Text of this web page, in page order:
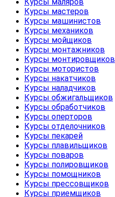
Курсы мастеров
Курсы машинистов
Курсы механиков
Курсы мойщиков
Курсы монтажников
Курсы монтировщиков
Курсы мотористов
Курсы накатчиков
Курсы наладчиков
Курсы обжигальщиков
Курсы обработчиков
Курсы оперторов
Курсы отделочников
Курсы пекарей
Курсы плавильщиков
Курсы поваров
Курсы полировщиков
Курсы помощников
Курсы прессовщиков
Курсы приемщиков